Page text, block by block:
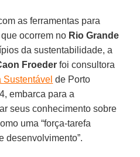
as ferramentas para
ocorrem no Rio Grande
da sustentabilidade, a
Froeder foi consultora
Sustentável de Porto
embarca para a
seus conhecimento sobre
uma “força-tarefa
desenvolvimento”.